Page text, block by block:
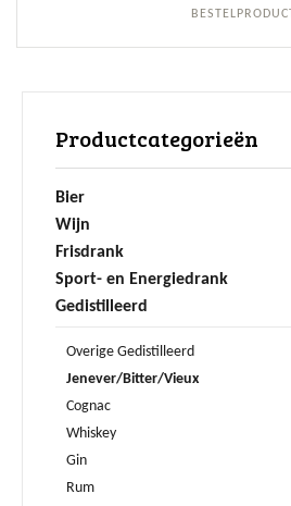
BESTELPRODUCT
Productcategorieën
Bier
Wijn
Frisdrank
Sport- en Energiedrank
Gedistilleerd
Overige Gedistilleerd
Jenever/Bitter/Vieux
Cognac
Whiskey
Gin
Rum